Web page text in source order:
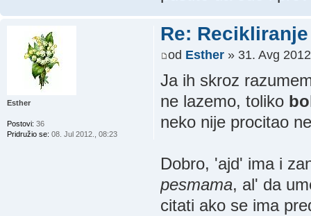
Re:
od Esther» 31. Avg
Ja ih skroz
ne lazemo, toliko
neko nije procitao
Dobro, 'ajd' ima i
pesmama, al' da
citati ako se ima
Esther
Postovi: 36
Pridružio se: 08. Jul 2012., 08:23